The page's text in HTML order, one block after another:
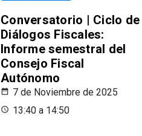
Conversatorio | Ciclo de
Diálogos Fiscales:
Informe semestral del
Consejo Fiscal
Autónomo
7 de Noviembre de 2025
13:40 a 14:50